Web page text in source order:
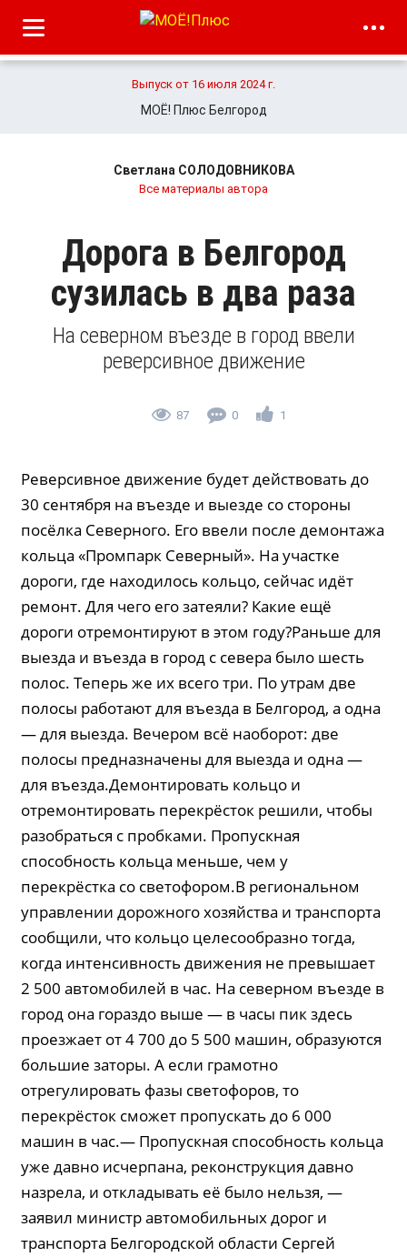
Выпуск от 16 июля 2024 г.
МОЁ! Плюс Белгород
Светлана СОЛОДОВНИКОВА
Все материалы автора
Дорога в Белгород
сузилась в два раза
На северном въезде в город ввели
реверсивное движение
87 0 1
Реверсивное движение будет действовать до
30 сентября на въезде и выезде со стороны
посёлка Северного. Его ввели после демонтажа
кольца «Промпарк Северный». На участке
дороги, где находилось кольцо, сейчас идёт
ремонт. Для чего его затеяли? Какие ещё
дороги отремонтируют в этом году?Раньше для
выезда и въезда в город с севера было шесть
полос. Теперь же их всего три. По утрам две
полосы работают для въезда в Белгород, а одна
— для выезда. Вечером всё наоборот: две
полосы предназначены для выезда и одна —
для въезда.Демонтировать кольцо и
отремонтировать перекрёсток решили, чтобы
разобраться с пробками. Пропускная
способность кольца меньше, чем у
перекрёстка со светофором.В региональном
управлении дорожного хозяйства и транспорта
сообщили, что кольцо целесообразно тогда,
когда интенсивность движения не превышает
2 500 автомобилей в час. На северном въезде в
город она гораздо выше — в часы пик здесь
проезжает от 4 700 до 5 500 машин, образуются
большие заторы. А если грамотно
отрегулировать фазы светофоров, то
перекрёсток сможет пропускать до 6 000
машин в час.— Пропускная способность кольца
уже давно исчерпана, реконструкция давно
назрела, и откладывать её было нельзя, —
заявил министр автомобильных дорог и
транспорта Белгородской области Сергей